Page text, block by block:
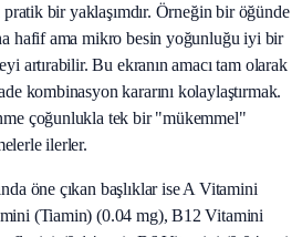
pratik bir yaklaşımdır. Örneğin bir öğünde
hafif ama mikro besin yoğunluğu iyi bir
artırabilir. Bu ekranın amacı tam olarak
kombinasyon kararını kolaylaştırmak.
çoğunlukla tek bir "mükemmel"
ilerler.
öne çıkan başlıklar ise A Vitamini
(Tiamin) (0.04 mg), B12 Vitamini